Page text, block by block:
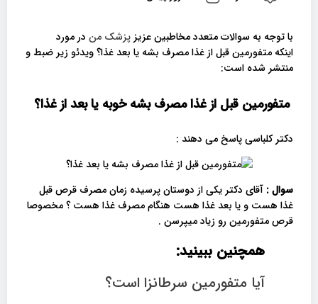
با توجه به سوالات متعدد مخاطبین عزیز پزشک من در مورد
اینکه متفورمین قبل از غذا مصرف بشه یا بعد غذا؟ ویدئو زیر ضبط و
منتشر شده است:
متفورمین قبل از غذا مصرف بشه خوبه یا بعد از غذا؟
دکتر کلباسی پاسخ می دهند :
سوال : آقای دکتر یکی از دوستان پرسیده زمان مصرف قرص قبل
غذا هست و یا بعد غذا هست هنگام مصرف غذا هست ؟ مخصوصا
قرص متفورمین رو زیاد میپرسن .
همچنین ببینید:
آیا متفورمین سرطانزا است؟